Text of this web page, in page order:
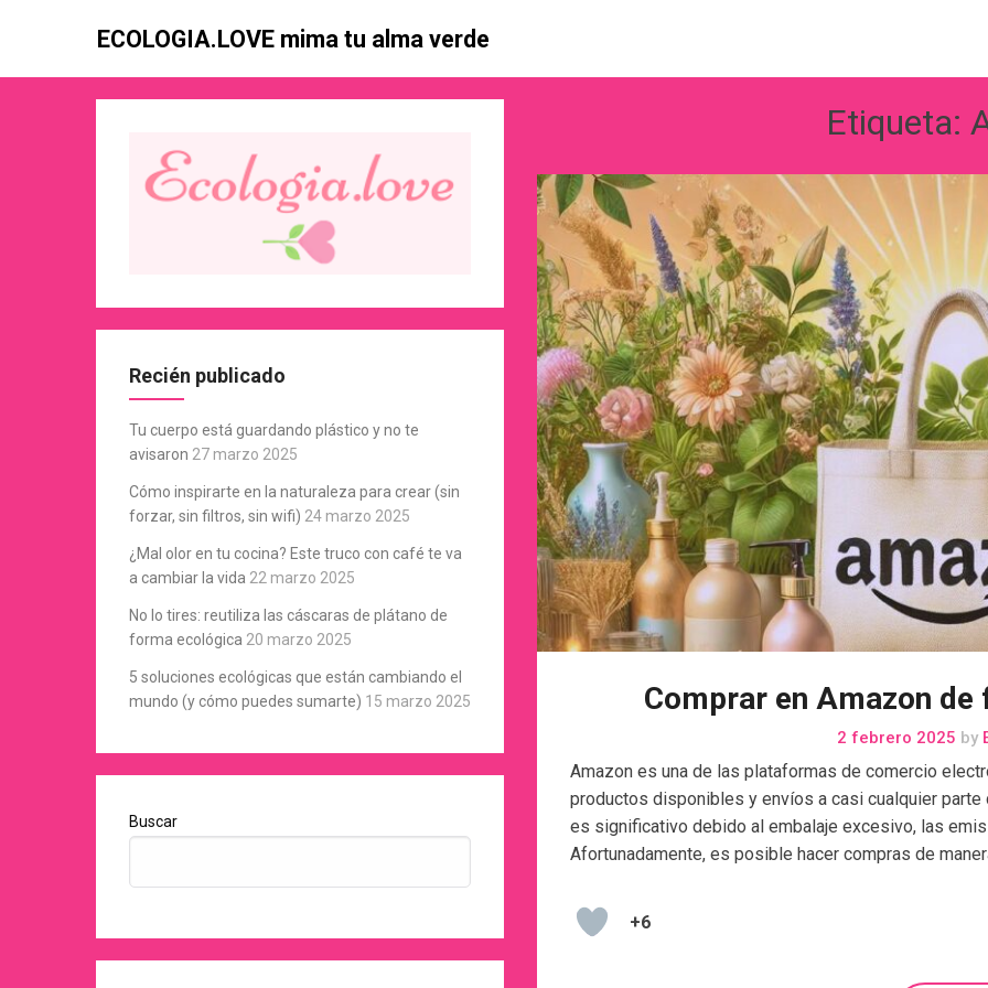
ECOLOGIA.LOVE mima tu alma verde
Etiqueta:
Comprar en Amazon
2 febrero 2025 by
Amazon es una de las plataformas de comercio
productos disponibles y envíos a casi cualquier
es significativo debido al embalaje excesivo, las
Afortunadamente, es posible hacer compras de
+6
Recién publicado
Tu cuerpo está guardando plástico y no te
avisaron 27 marzo 2025
Cómo inspirarte en la naturaleza para crear (sin
forzar, sin filtros, sin wifi) 24 marzo 2025
¿Mal olor en tu cocina? Este truco con café te va
a cambiar la vida 22 marzo 2025
No lo tires: reutiliza las cáscaras de plátano de
forma ecológica 20 marzo 2025
5 soluciones ecológicas que están cambiando el
mundo (y cómo puedes sumarte) 15 marzo 2025
Buscar